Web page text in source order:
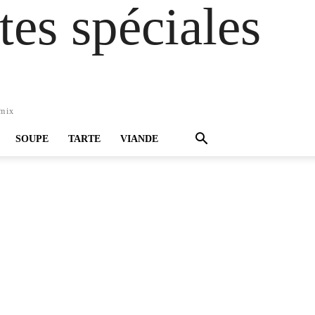
spéciales
SOUPE TARTE VIANDE